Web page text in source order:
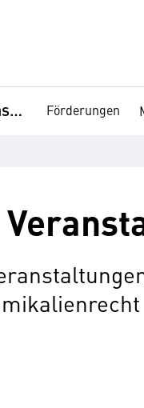
Unternehmensführung Förderungen